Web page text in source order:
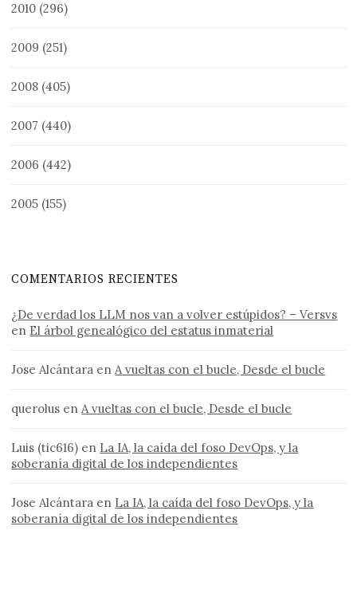
2010 (296)
2009 (251)
2008 (405)
2007 (440)
2006 (442)
2005 (155)
COMENTARIOS RECIENTES
¿De verdad los LLM nos van a volver estúpidos? – Versvs
en El árbol genealógico del estatus inmaterial
Jose Alcántara enA vueltas con el bucle, Desde el bucle
querolus enA vueltas con el bucle, Desde el bucle
Luis (tic616) en La IA, la caída del foso DevOps, y la
soberanía digital de los independientes
Jose Alcántara en La IA, la caída del foso DevOps, y la
soberanía digital de los independientes